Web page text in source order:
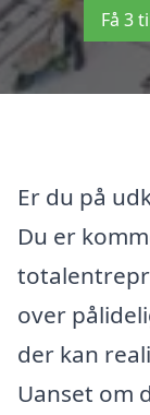
Få 3
Er du på
Du er
over
der kan
Uanset om